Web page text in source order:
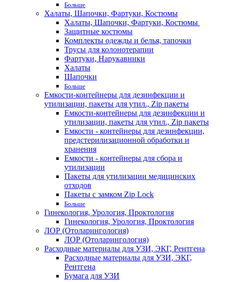
Больше
Халаты, Шапочки, Фартуки, Костюмы
Халаты, Шапочки, Фартуки, Костюмы
Защитные костюмы
Комплекты одежды и белья, тапочки
Трусы для колонотерапии
Фартуки, Нарукавники
Халаты
Шапочки
Больше
Емкости-контейнеры для дезинфекции и
утилизации, пакеты для утил., Zip пакеты
Емкости-контейнеры для дезинфекции и
утилизации, пакеты для утил., Zip пакеты
Емкости - контейнеры для дезинфекции,
предстерилизационной обработки и
хранения
Емкости - контейнеры для сбора и
утилизации
Пакеты для утилизации медицинских
отходов
Пакеты с замком Zip Lock
Больше
Гинекология, Урология, Проктология
Гинекология, Урология, Проктология
ЛОР (Отоларингология)
ЛОР (Отоларингология)
Расходные материалы для УЗИ, ЭКГ, Рентгена
Расходные материалы для УЗИ, ЭКГ,
Рентгена
Бумага для УЗИ